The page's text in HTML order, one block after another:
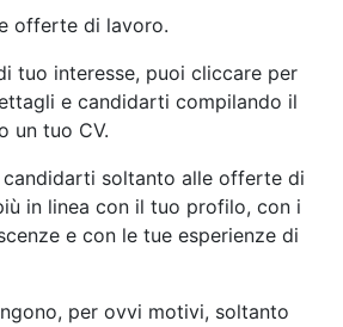
offerte di lavoro.
tuo interesse, puoi cliccare per
e candidarti compilando il
un tuo CV.
soltanto alle offerte di
in linea con il tuo profilo, con i
e con le tue esperienze di
per ovvi motivi, soltanto